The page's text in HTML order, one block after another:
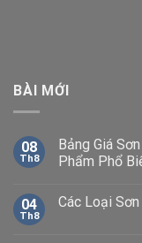
BÀI MỚI
08
Th8
Bảng Giá
Phẩm Phổ
04
Th8
Các Loại